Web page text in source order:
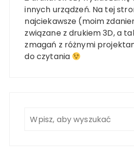
innych urządzeń. Na tej
najciekawsze (moim
związane z drukiem 3D, a
zmagań z różnymi
do czytania